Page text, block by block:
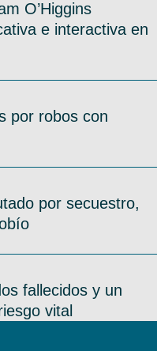
O’Higgins
e interactiva en
por robos con
por secuestro,
fallecidos y un
vital